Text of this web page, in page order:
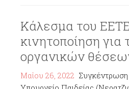
Κάλεσμα του
κινητοποίηση
οργανικών
Μαΐου 26, 2022 Συγκέντρωση